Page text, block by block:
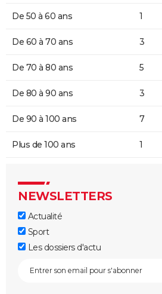
De 50 à 60 ans 1
De 60 à 70 ans 3
De 70 à 80 ans 5
De 80 à 90 ans 3
De 90 à 100 ans 7
Plus de 100 ans 1
NEWSLETTERS
Actualité
Sport
Les dossiers d'actu